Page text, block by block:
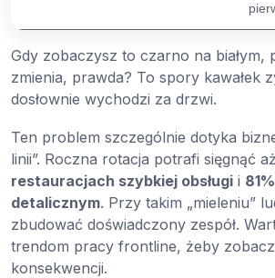
Gdy zobaczysz to czarno na białym,
zmienia, prawda? To spory kawałek
dosłownie wychodzi za drzwi.
Ten problem szczególnie dotyka
linii”. Roczna rotacja potrafi sięgnąć aż
restauracjach szybkiej obsługi i
detalicznym. Przy takim „mieleniu”
zbudować doświadczony zespół.
trendom pracy frontline, żeby
konsekwencji.